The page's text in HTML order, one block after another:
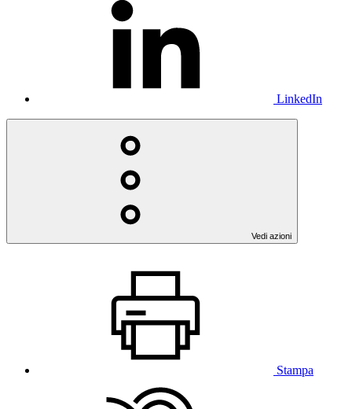
LinkedIn
Vedi azioni
Stampa